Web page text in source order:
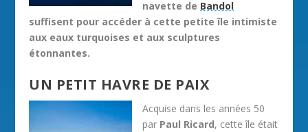
navette de Bandol
suffisent pour accéder à cette petite île intimiste
aux eaux turquoises et aux sculptures
étonnantes.
UN PETIT HAVRE DE PAIX
Acquise dans les années 50
par Paul Ricard, cette île était